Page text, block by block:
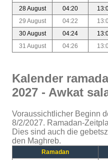
28 August
04:20
29 August
04:22
30 August
04:24
31 August
04:26
Kalender
2027 - Awkat
Voraussichtlicher Beginn
8/2/2027. Ramadan-
Dies sind auch die
den Maghreb.
Ramadan